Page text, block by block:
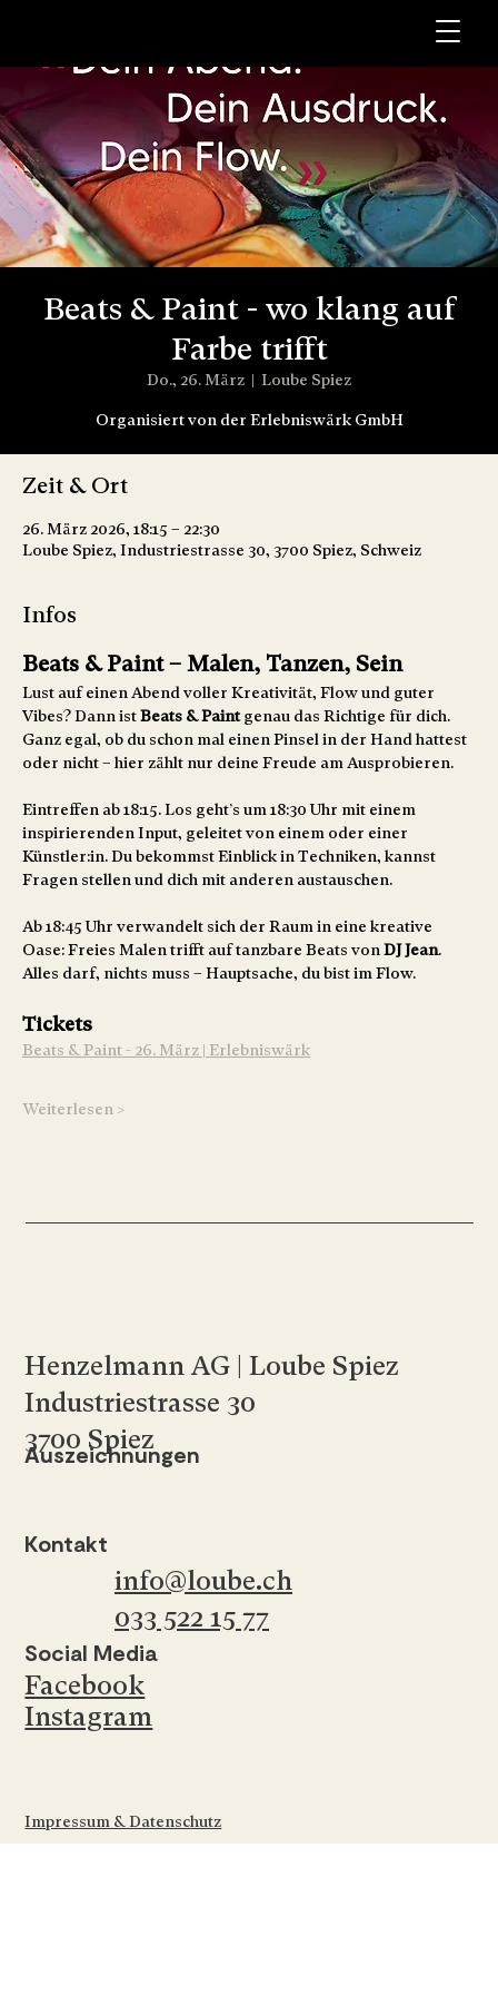
Beats & Paint - wo klang auf
Farbe trifft
Do., 26. März
  |
Loube Spiez
Organisiert von der Erlebniswärk GmbH
Zeit & Ort
26. März 2026, 18:15 – 22:30
Loube Spiez, Industriestrasse 30, 3700 Spiez, Schweiz
Infos
Beats & Paint – Malen, Tanzen, Sein
Lust auf einen Abend voller Kreativität, Flow und guter
Vibes? Dann ist Beats & Paint genau das Richtige für dich.
Ganz egal, ob du schon mal einen Pinsel in der Hand hattest
oder nicht – hier zählt nur deine Freude am Ausprobieren.
Eintreffen ab 18:15. Los geht’s um 18:30 Uhr mit einem
inspirierenden Input, geleitet von einem oder einer
Künstler:in. Du bekommst Einblick in Techniken, kannst
Fragen stellen und dich mit anderen austauschen.
Ab 18:45 Uhr verwandelt sich der Raum in eine kreative
Oase: Freies Malen trifft auf tanzbare Beats von DJ Jean.
Alles darf, nichts muss – Hauptsache, du bist im Flow.
Tickets
Beats & Paint - 26. März | Erlebniswärk
Weiterlesen >
Impressum & Datenschutz
info@loube.ch
033 522 15 77
Kontakt
Facebook
Instagram
Social Media
Auszeichnungen
Henzelmann AG | Loube Spiez
Industriestrasse 30
3700 Spiez